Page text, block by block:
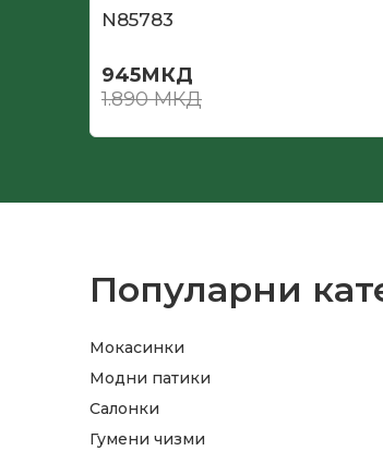
N85783
945МКД
1.890МКД
Популарни
Мокасинки
Модни патики
Салонки
Гумени чизми